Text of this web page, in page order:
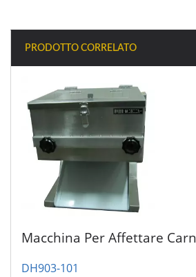
PRODOTTO CORRELATO
Macchina Per Affettare
DH903-101